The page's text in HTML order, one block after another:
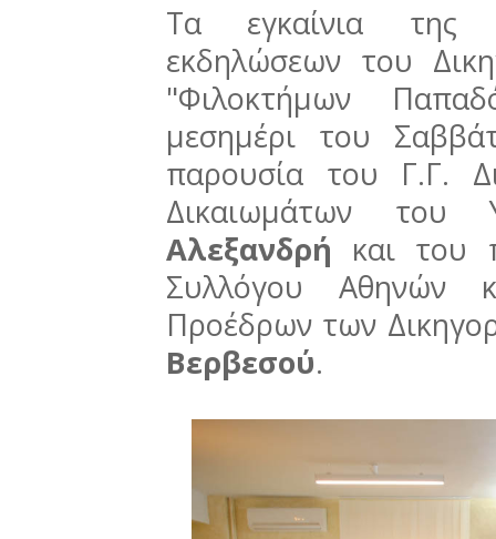
Τα εγκαίνια της
εκδηλώσεων του
"Φιλοκτήμων
μεσημέρι του
παρουσία του Γ.Γ.
Δικαιωμάτων του
Αλεξανδρή και του
Συλλόγου Αθηνών
Προέδρων των
Βερβεσού.